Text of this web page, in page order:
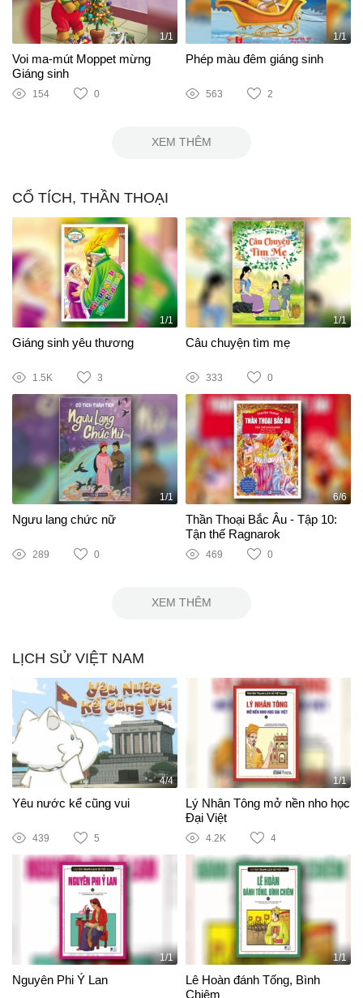
1/1
Voi ma-mút Moppet mừng
Giáng sinh
154 0
1/1
Phép màu đêm giáng sinh
563 2
XEM THÊM
CỔ TÍCH, THẦN THOẠI
1/1
Giáng sinh yêu thương
1.5K 3
1/1
Câu chuyện tìm mẹ
333 0
1/1
Ngưu lang chức nữ
289 0
6/6
Thần Thoại Bắc Âu - Tập 10:
Tận thế Ragnarok
469 0
XEM THÊM
LỊCH SỬ VIỆT NAM
4/4
Yêu nước kể cũng vui
439 5
1/1
Lý Nhân Tông mở nền nho học
Đại Việt
4.2K 4
1/1
Nguyên Phi Ỷ Lan
1/1
Lê Hoàn đánh Tống, Bình
Chiêm